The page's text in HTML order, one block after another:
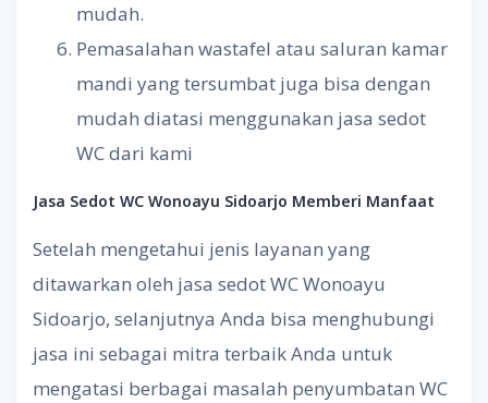
mudah.
Pemasalahan wastafel atau saluran kamar
mandi yang tersumbat juga bisa dengan
mudah diatasi menggunakan jasa sedot
WC dari kami
Jasa Sedot WC Wonoayu Sidoarjo Memberi Manfaat
Setelah mengetahui jenis layanan yang
ditawarkan oleh jasa sedot WC Wonoayu
Sidoarjo, selanjutnya Anda bisa menghubungi
jasa ini sebagai mitra terbaik Anda untuk
mengatasi berbagai masalah penyumbatan WC